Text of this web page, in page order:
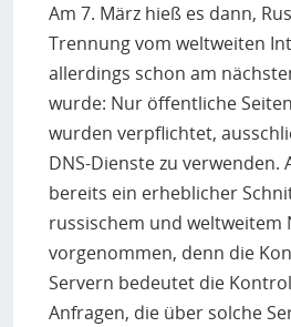
Am 7. März hieß es dann,
Trennung vom weltweiten
allerdings schon am
wurde: Nur öffentliche
wurden verpflichtet,
DNS-Dienste zu
bereits ein erheblicher
russischem und weltweitem
vorgenommen, denn die
Servern bedeutet die
Anfragen, die über solche